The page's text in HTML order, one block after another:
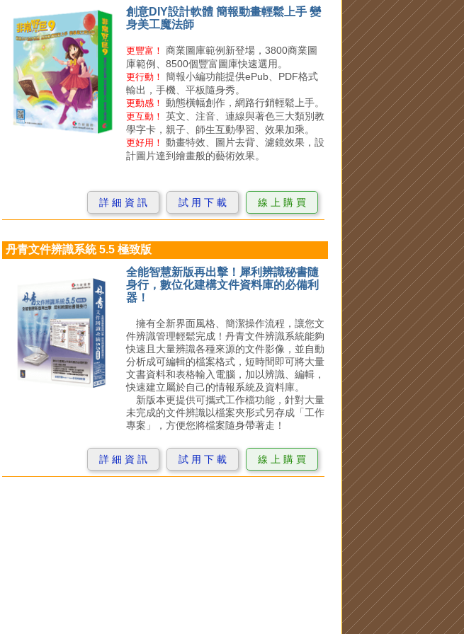
創意DIY設計軟體 簡報動畫輕鬆上手 變
身美工魔法師
更豐富！ 商業圖庫範例新登場，3800商業圖
庫範例、8500個豐富圖庫快速選用。
更行動！ 簡報小編功能提供ePub、PDF格式
輸出，手機、平板隨身秀。
更動感！ 動態橫幅創作，網路行銷輕鬆上手。
更互動！ 英文、注音、連線與著色三大類別教
學字卡，親子、師生互動學習、效果加乘。
更好用！ 動畫特效、圖片去背、濾鏡效果，設
計圖片達到繪畫般的藝術效果。
詳 細 資 訊 試 用 下 載 線 上 購 買
丹青文件辨識系統 5.5 極致版
全能智慧新版再出擊！犀利辨識秘書隨
身行，數位化建構文件資料庫的必備利
器！
擁有全新界面風格、簡潔操作流程，讓您文
件辨識管理輕鬆完成！丹青文件辨識系統能夠
快速且大量辨識各種來源的文件影像，並自動
分析成可編輯的檔案格式，短時間即可將大量
文書資料和表格輸入電腦，加以辨識、編輯，
快速建立屬於自己的情報系統及資料庫。
新版本更提供可攜式工作檔功能，針對大量
未完成的文件辨識以檔案夾形式另存成「工作
專案」，方便您將檔案隨身帶著走！
詳 細 資 訊 試 用 下 載 線 上 購 買